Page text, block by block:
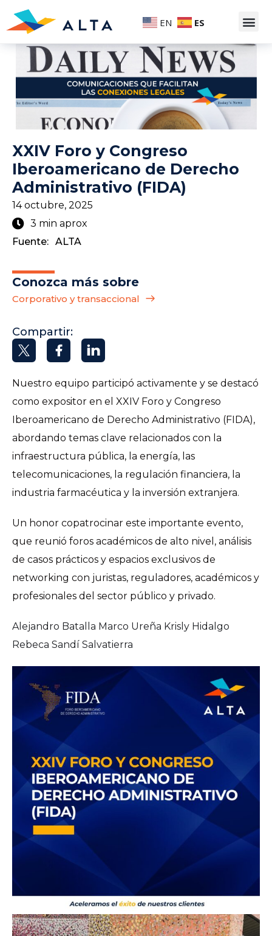
EN ES
XXIV Foro y Congreso
Iberoamericano de Derecho
Administrativo (FIDA)
14 octubre, 2025
3 min aprox
Fuente: ALTA
Conozca más sobre
Corporativo y transaccional
Compartir:
Nuestro equipo participó activamente y se destacó
como expositor en el XXIV Foro y Congreso
Iberoamericano de Derecho Administrativo (FIDA),
abordando temas clave relacionados con la
infraestructura pública, la energía, las
telecomunicaciones, la regulación financiera, la
industria farmacéutica y la inversión extranjera.
Un honor copatrocinar este importante evento,
que reunió foros académicos de alto nivel, análisis
de casos prácticos y espacios exclusivos de
networking con juristas, reguladores, académicos y
profesionales del sector público y privado.
Alejandro Batalla Marco Ureña Krisly Hidalgo
Rebeca Sandí Salvatierra